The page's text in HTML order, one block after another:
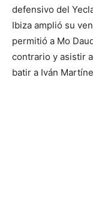
defensivo del
Ibiza amplió su
permitió a Mo
contrario y asistir
batir a Iván